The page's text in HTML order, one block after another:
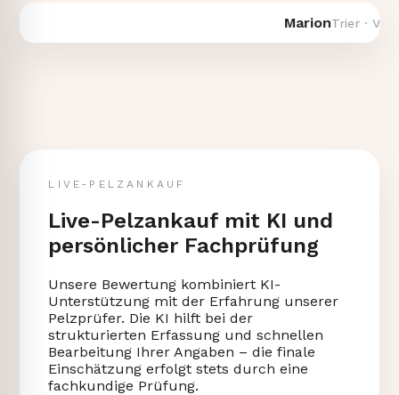
MarionTrier ·
LIVE-PELZANKAUF
Live-Pelzankauf mit KI und
persönlicher Fachprüfung
Unsere Bewertung kombiniert KI-
Unterstützung mit der Erfahrung unserer
Pelzprüfer. Die KI hilft bei der
strukturierten Erfassung und schnellen
Bearbeitung Ihrer Angaben – die finale
Einschätzung erfolgt stets durch eine
fachkundige Prüfung.